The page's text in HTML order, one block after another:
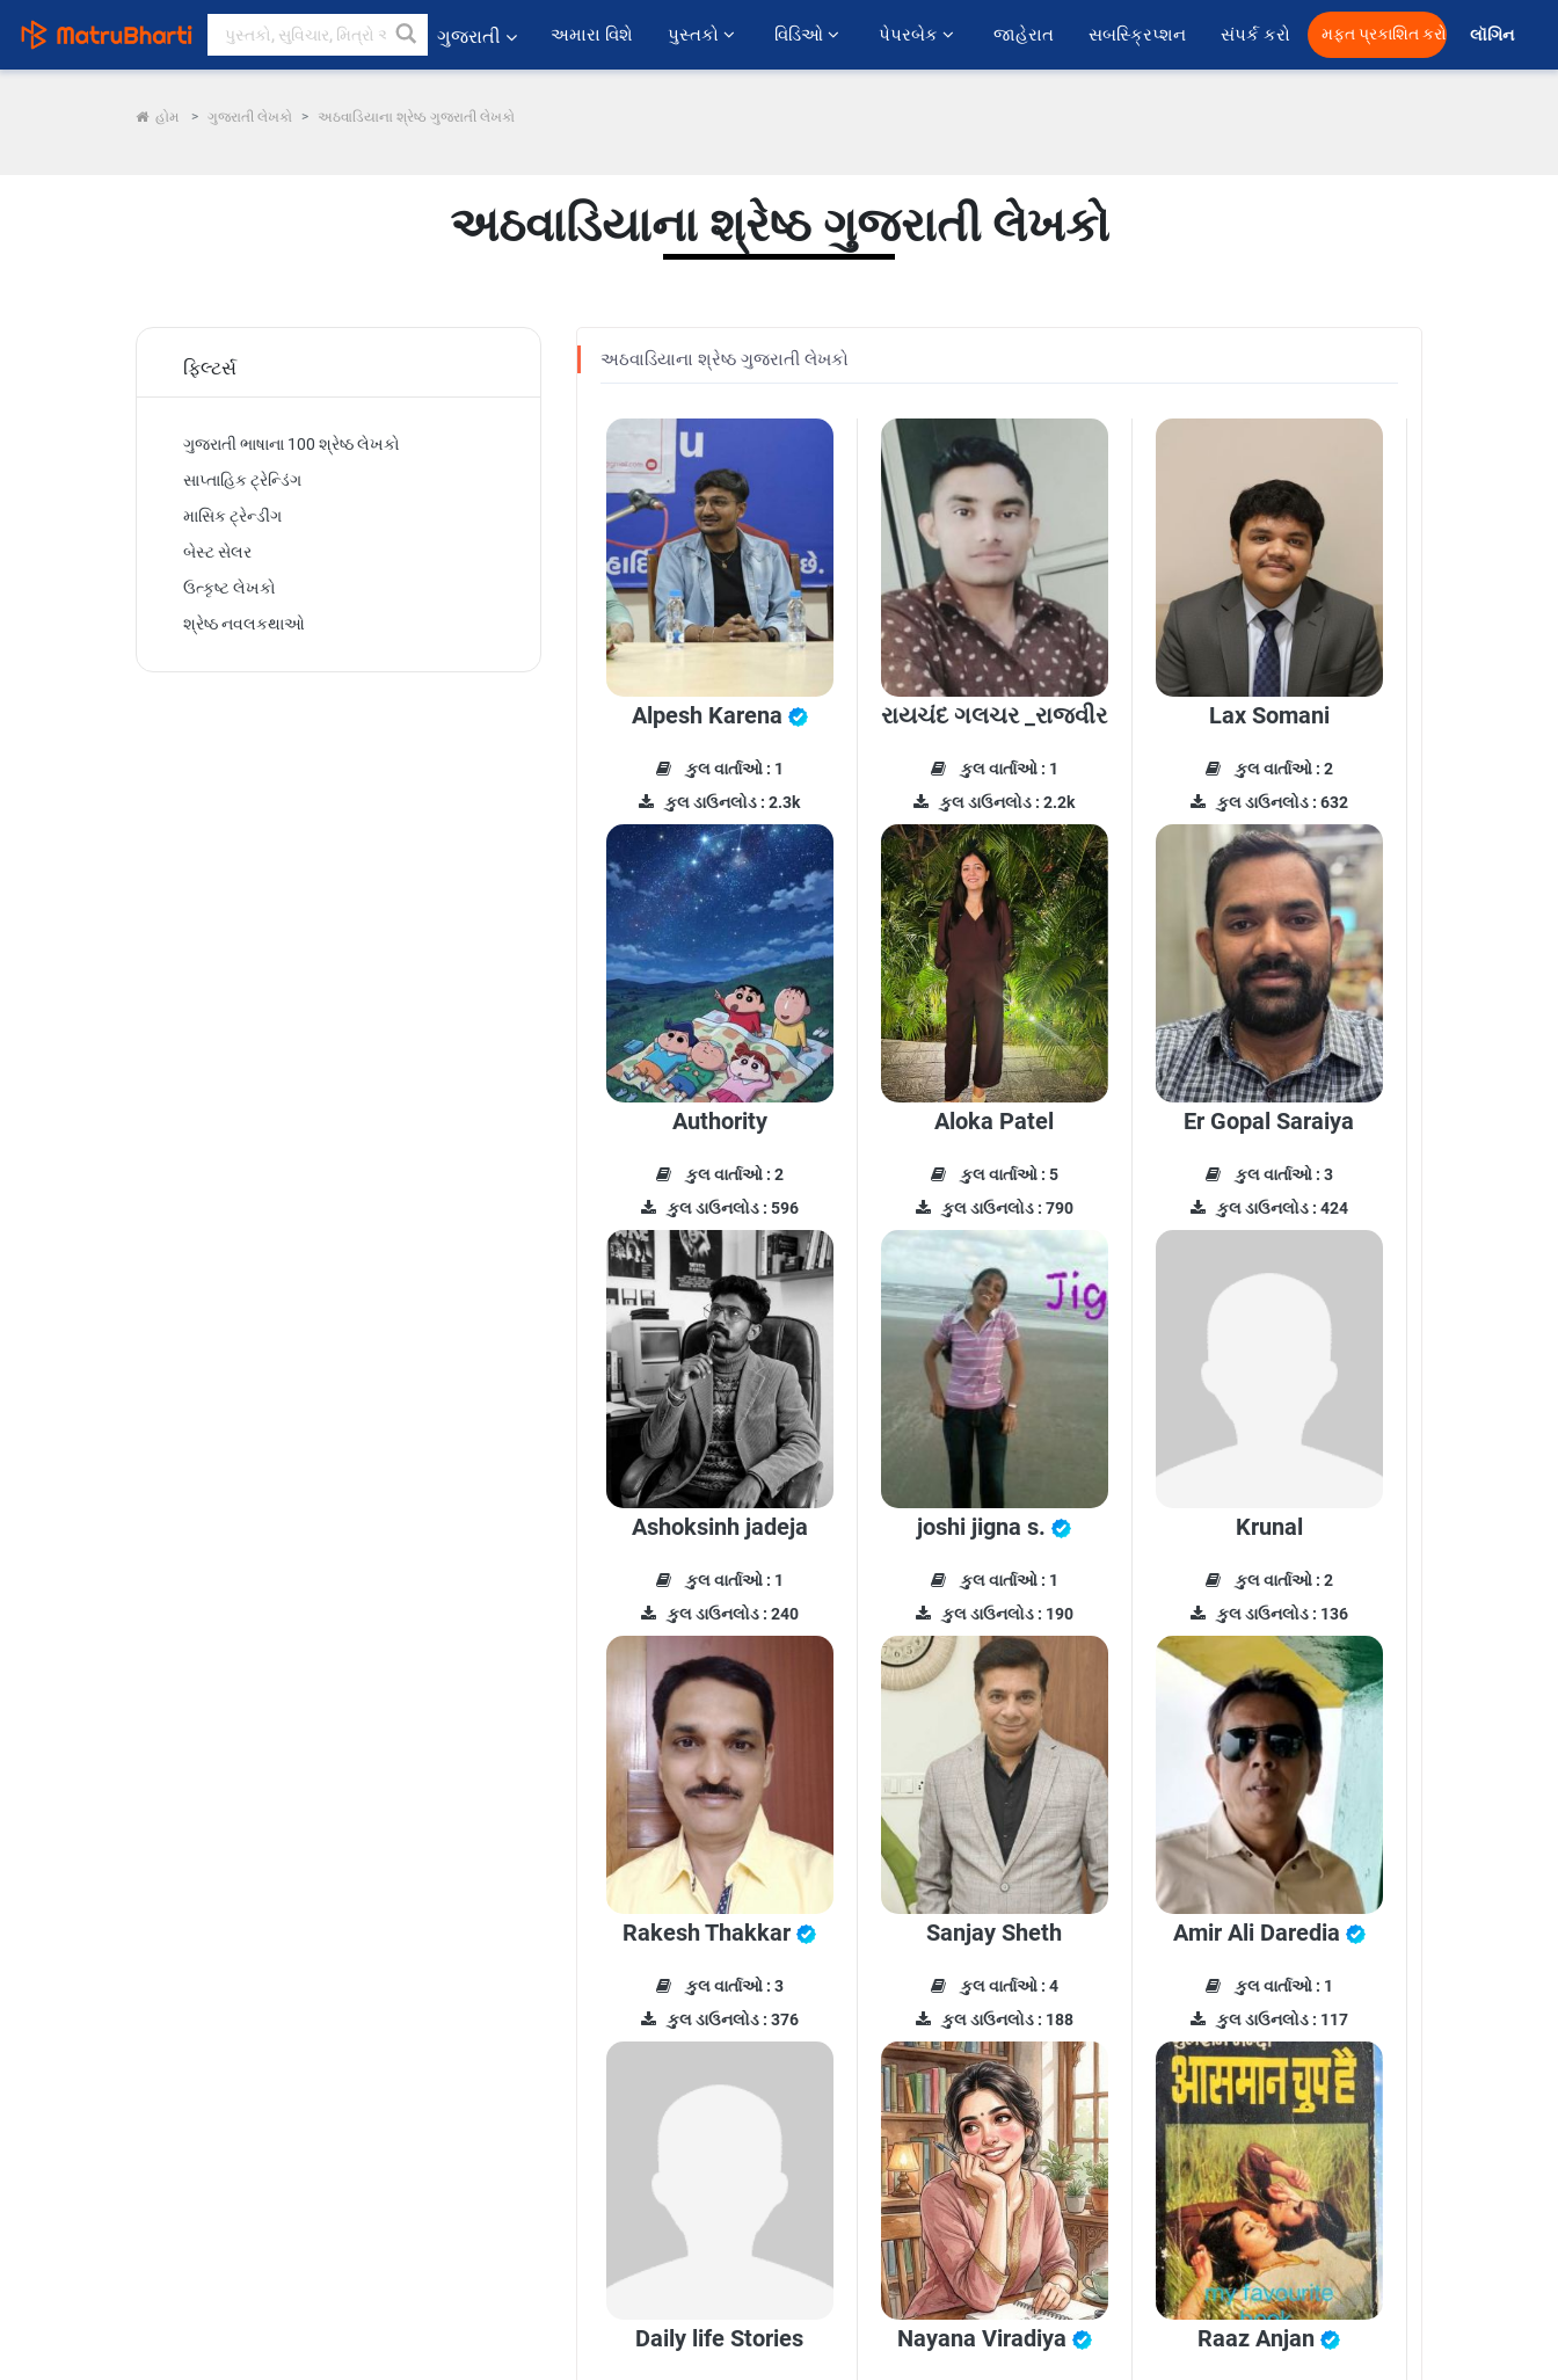
ગુજરાતી અમારા વિશે પુસ્તકો વિડિઓ પેપરબેક જાહેરાત સબસ્ક્રિપ્શન સંપર્ક કરો મફત પ્રકાશિત કરો લૉગિન
હોમ ગુજરાતી લેખકો અઠવાડિયાના શ્રેષ્ઠ ગુજરાતી લેખકો
અઠવાડિયાના શ્રેષ્ઠ ગુજરાતી લેખકો
ફિલ્ટર્સ
ગુજરાતી ભાષાના 100 શ્રેષ્ઠ લેખકો
સાપ્તાહિક ટ્રેન્ડિંગ
માસિક ટ્રેન્ડીંગ
બેસ્ટ સેલર
ઉત્કૃષ્ટ લેખકો
શ્રેષ્ઠ નવલકથાઓ
અઠવાડિયાના શ્રેષ્ઠ ગુજરાતી લેખકો
Alpesh Karena
કુલ વાર્તાઓ : 1
કુલ ડાઉનલોડ : 2.3k
રાયચંદ ગલચર _રાજવીર
કુલ વાર્તાઓ : 1
કુલ ડાઉનલોડ : 2.2k
Lax Somani
કુલ વાર્તાઓ : 2
કુલ ડાઉનલોડ : 632
Authority
કુલ વાર્તાઓ : 2
કુલ ડાઉનલોડ : 596
Aloka Patel
કુલ વાર્તાઓ : 5
કુલ ડાઉનલોડ : 790
Er Gopal Saraiya
કુલ વાર્તાઓ : 3
કુલ ડાઉનલોડ : 424
Ashoksinh jadeja
કુલ વાર્તાઓ : 1
કુલ ડાઉનલોડ : 240
joshi jigna s.
કુલ વાર્તાઓ : 1
કુલ ડાઉનલોડ : 190
Krunal
કુલ વાર્તાઓ : 2
કુલ ડાઉનલોડ : 136
Rakesh Thakkar
કુલ વાર્તાઓ : 3
કુલ ડાઉનલોડ : 376
Sanjay Sheth
કુલ વાર્તાઓ : 4
કુલ ડાઉનલોડ : 188
Amir Ali Daredia
કુલ વાર્તાઓ : 1
કુલ ડાઉનલોડ : 117
Daily life Stories Nayana Viradiya Raaz Anjan